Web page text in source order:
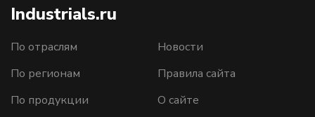
Industrials.ru
По отраслям
По регионам
По продукции
Новости
Правила сайта
О сайте